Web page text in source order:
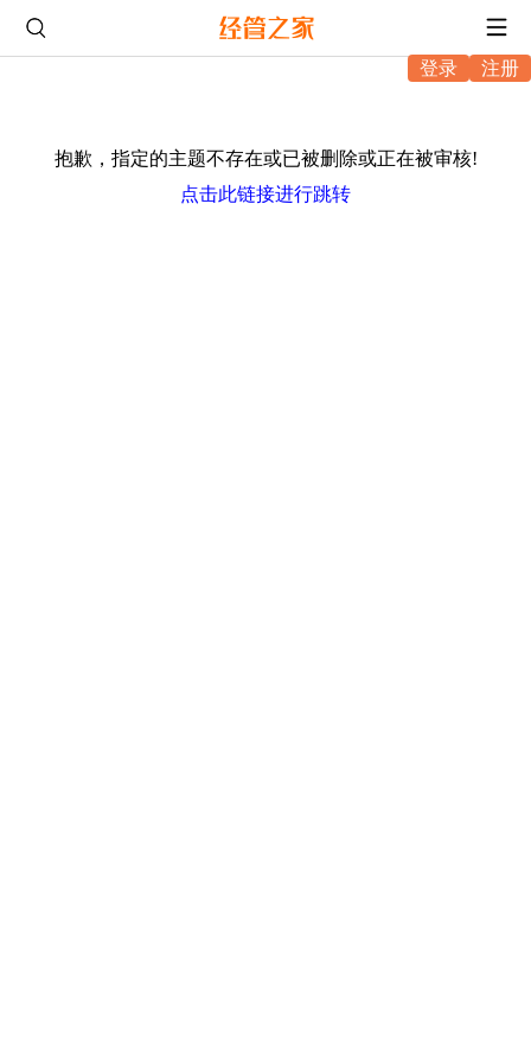
登录 注册
抱歉，指定的主题不存在或已被删除或正在被审核!
点击此链接进行跳转